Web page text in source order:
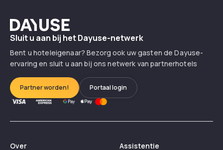
Dayuse
Sluit u aan bij het Dayuse-netwerk
Bent u hoteleigenaar? Bezorg ook uw gasten de Dayuse-
ervaring en sluit u aan bij ons netwerk van partnerhotels
Partner worden! Portaal login
Over Assistentie